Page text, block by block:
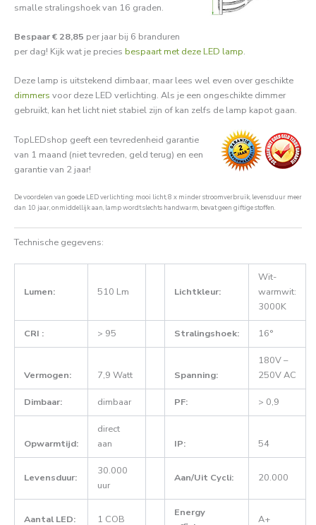
smalle stralingshoek van 16 graden.
Bespaar € 28,85 per jaar bij 6 branduren
per dag! Kijk wat je precies bespaart met deze LED lamp.
Deze lamp is uitstekend dimbaar, maar lees wel even over geschikte
dimmers voor deze LED verlichting. Als je een ongeschikte dimmer
gebruikt, kan het licht niet stabiel zijn of kan zelfs de lamp kapot gaan.
TopLEDshop geeft een tevredenheid garantie
van 1 maand (niet tevreden, geld terug) en een
garantie van 2 jaar!
De voordelen van goede LED verlichting: mooi licht, 8 x minder stroomverbruik, levensduur meer
dan 10 jaar, onmiddellijk aan, lamp wordt slechts handwarm, bevat geen giftige stoffen.
Technische gegevens:
Lumen: 510 Lm Lichtkleur:
Wit-
warmwit:
3000K
CRI : > 95 Stralingshoek: 16°
Vermogen: 7,9 Watt Spanning:
180V –
250V AC
Dimbaar: dimbaar PF: > 0,9
Opwarmtijd:
direct
aan
IP: 54
Levensduur:
30.000
uur
Aan/Uit Cycli: 20.000
Aantal LED: 1 COB
Energy
A+